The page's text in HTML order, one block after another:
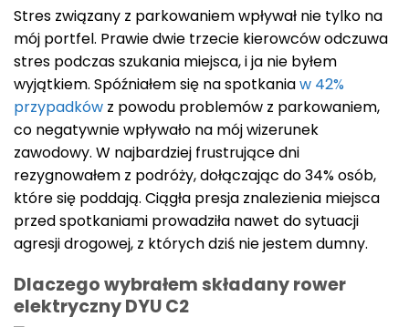
Stres związany z parkowaniem wpływał nie tylko na
mój portfel. Prawie dwie trzecie kierowców odczuwa
stres podczas szukania miejsca, i ja nie byłem
wyjątkiem. Spóźniałem się na spotkaniaw 42%
przypadków z powodu problemów z parkowaniem,
co negatywnie wpływało na mój wizerunek
zawodowy. W najbardziej frustrujące dni
rezygnowałem z podróży, dołączając do 34% osób,
które się poddają. Ciągła presja znalezienia miejsca
przed spotkaniami prowadziła nawet do sytuacji
agresji drogowej, z których dziś nie jestem dumny.
Dlaczego wybrałem składany rower
elektryczny DYU C2